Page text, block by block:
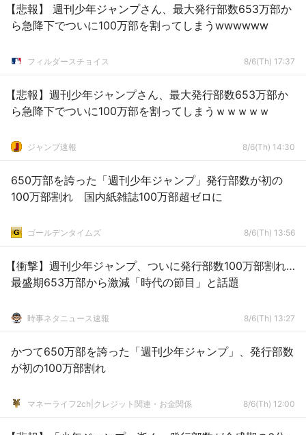
【悲報】 週刊少年ジャンプさん、最大発行部数653万部か
ら急降下でついに100万部を割ってしまうwwwwww
フィルダースチョイス 8/6(Th) 17:37
【悲報】週刊少年ジャンプさん、最大発行部数653万部か
ら急降下でついに100万部を割ってしまうｗｗｗｗｗ
ジャンプ速報 8/6(Th) 14:30
650万部を誇った「週刊少年ジャンプ」発行部数が初の
100万部割れ 国内紙雑誌100万部超ゼロに
ゴールデンタイムズ 8/6(Th) 13:56
【衝撃】週刊少年ジャンプ、ついに発行部数100万部割れ…
最盛期653万部から激減「時代の節目」と話題
時事ネタニュース速報 8/6(Th) 13:27
かつて650万部を誇った「週刊少年ジャンプ」、発行部数
が初の100万部割れ
マネーライフ2ch|クレジット関連・お金関係 8/6(Th) 12:00